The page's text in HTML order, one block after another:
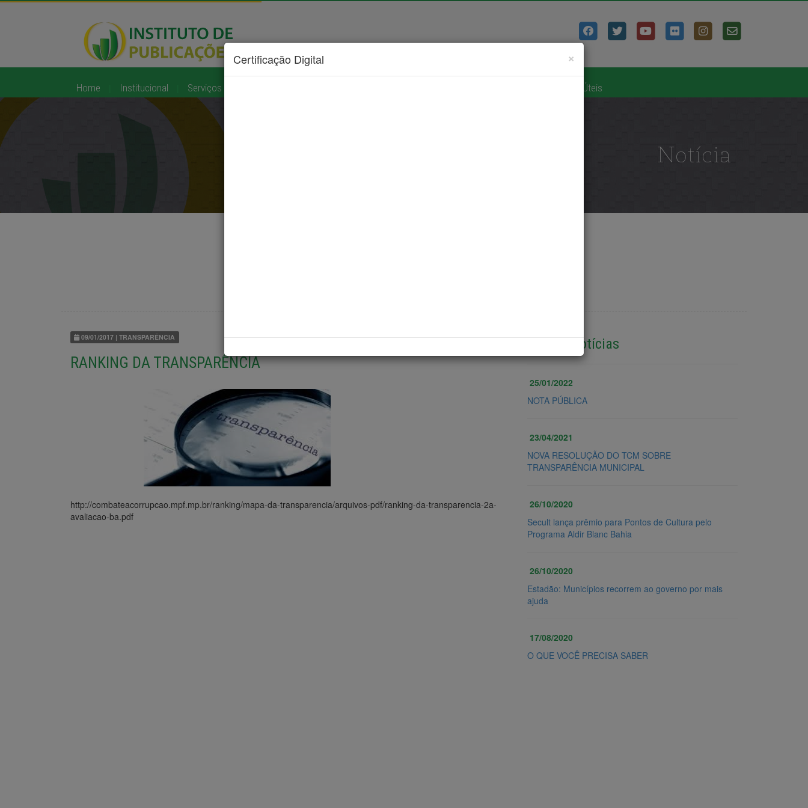
×
Certificação Digital
Home Institucional Serviços Links Úteis
Notícia
09/01/2017 | TRANSPARÊNCIA
RANKING DA TRANSPARÊNCIA
http://combateacorrupcao.mpf.mp.br/ranking/mapa-da-transparencia/arquivos-pdf/ranking-da-transparencia-2a-
avaliacao-ba.pdf
Outras Notícias
25/01/2022
NOTA PÚBLICA
23/04/2021
NOVA RESOLUÇÃO DO TCM SOBRE
TRANSPARÊNCIA MUNICIPAL
26/10/2020
Secult lança prêmio para Pontos de Cultura pelo
Programa Aldir Blanc Bahia
26/10/2020
Estadão: Municípios recorrem ao governo por mais
ajuda
17/08/2020
O QUE VOCÊ PRECISA SABER